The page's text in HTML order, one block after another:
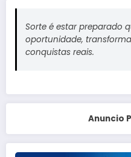
Sorte é estar preparado
oportunidade,
conquistas reais.
Anuncio